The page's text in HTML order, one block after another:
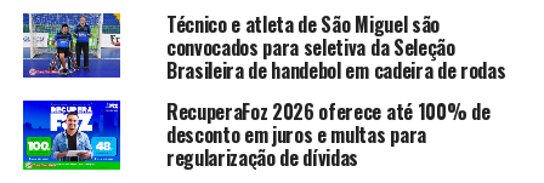
Técnico e atleta de São Miguel são
convocados para seletiva da Seleção
Brasileira de handebol em cadeira de rodas
RecuperaFoz 2026 oferece até 100% de
desconto em juros e multas para
regularização de dívidas